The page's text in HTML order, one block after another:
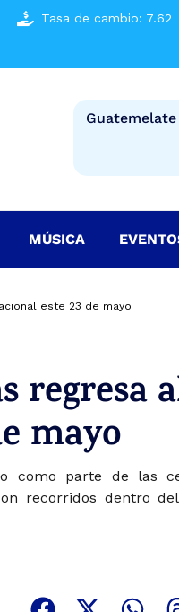
Tasa de cambio: 7.62
MÚSICA
este 23 de mayo
regresa
mayo
como parte de las
recorridos dentro